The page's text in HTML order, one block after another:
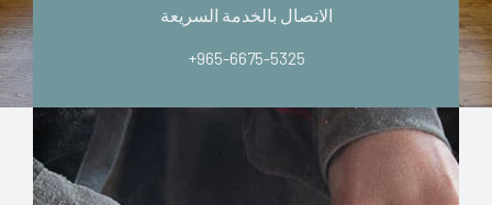
الاتصال بالخدمة السريعة
+965-6675-5325